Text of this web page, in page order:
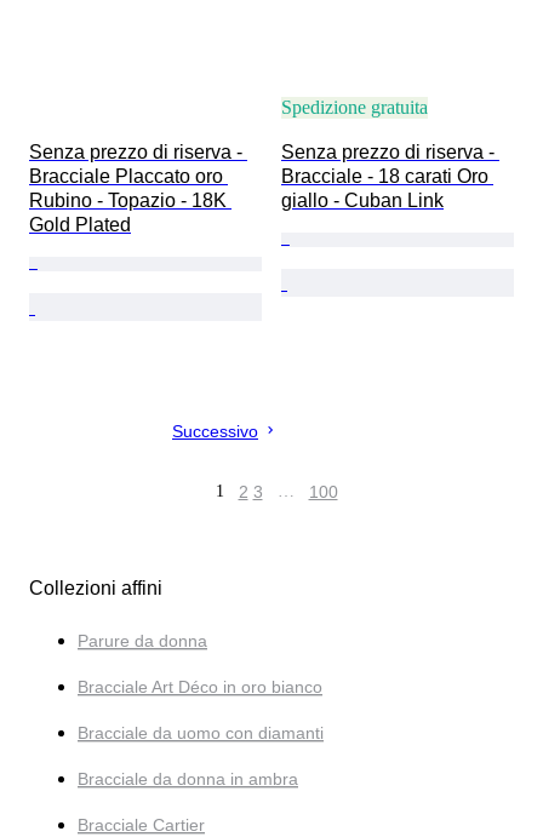
Senza prezzo di riserva -
Bracciale Placcato oro
Rubino - Topazio - 18K
Gold Plated
Spedizione gratuita
Senza prezzo di riserva -
Bracciale - 18 carati Oro
giallo - Cuban Link
Successivo
1 2 3 … 100
Collezioni affini
Parure da donna
Bracciale Art Déco in oro bianco
Bracciale da uomo con diamanti
Bracciale da donna in ambra
Bracciale Cartier